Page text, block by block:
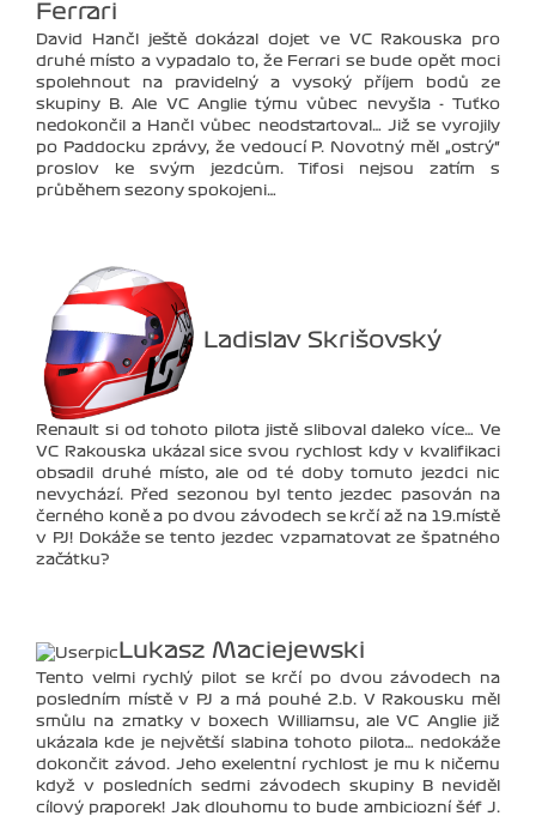
Ferrari
David Hančl ještě dokázal dojet ve VC Rakouska pro
druhé místo a vypadalo to, že Ferrari se bude opět moci
spolehnout na pravidelný a vysoký příjem bodů ze
skupiny B. Ale VC Anglie týmu vůbec nevyšla - Tuťko
nedokončil a Hančl vůbec neodstartoval… Již se vyrojily
po Paddocku zprávy, že vedoucí P. Novotný měl „ostrý“
proslov ke svým jezdcům. Tifosi nejsou zatím s
průběhem sezony spokojeni…
Ladislav Skrišovský
Renault si od tohoto pilota jistě sliboval daleko více… Ve
VC Rakouska ukázal sice svou rychlost kdy v kvalifikaci
obsadil druhé místo, ale od té doby tomuto jezdci nic
nevychází. Před sezonou byl tento jezdec pasován na
černého koně a po dvou závodech se krčí až na 19.místě
v PJ! Dokáže se tento jezdec vzpamatovat ze špatného
začátku?
Lukasz Maciejewski
Tento velmi rychlý pilot se krčí po dvou závodech na
posledním místě v PJ a má pouhé 2.b. V Rakousku měl
smůlu na zmatky v boxech Williamsu, ale VC Anglie již
ukázala kde je největší slabina tohoto pilota… nedokáže
dokončit závod. Jeho exelentní rychlost je mu k ničemu
když v posledních sedmi závodech skupiny B neviděl
cílový praporek! Jak dlouhomu to bude ambiciozní šéf J.